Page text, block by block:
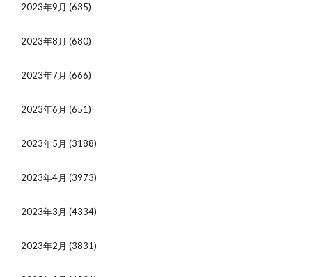
2023年9月 (635)
2023年8月 (680)
2023年7月 (666)
2023年6月 (651)
2023年5月 (3188)
2023年4月 (3973)
2023年3月 (4334)
2023年2月 (3831)